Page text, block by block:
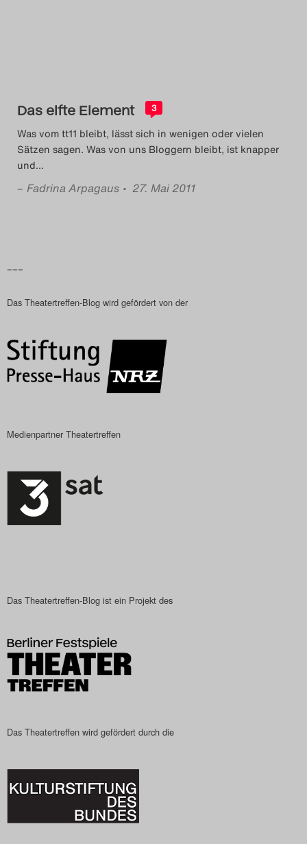
Das Theatertreffen-Blog
2015
Das Theatertreffen-Blog
2016
Das Theatertreffen-Blog
2018
Das Theatertreffen-Blog
2018 Alumni
Das Theatertreffen-Blog
Das Theatertreffen-Blog
2022
Das Theatertreffen-Blog
2023
Das Theatertreffen-Blog
2024
2025
Das Theatertreffen-Blog
Das elfte Element 3
Was vom tt11 bleibt, lässt sich in wenigen oder vielen
Sätzen sagen. Was von uns Bloggern bleibt, ist knapper
und…
– Fadrina Arpagaus • 27. Mai 2011
–––
Das Theatertreffen-Blog wird gefördert von der
Medienpartner Theatertreffen
Das Theatertreffen-Blog ist ein Projekt des
Das Theatertreffen wird gefördert durch die